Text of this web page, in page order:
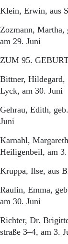
Klein, Erwin, aus
Zozmann, Martha,
am 29. Juni
ZUM 95.
Bittner, Hildegard,
Lyck, am 30. Juni
Gehrau, Edith,
Juni
Karnahl,
Heiligenbeil, am
Kruppa, Ilse, aus
Raulin, Emma,
am 30. Juni
Richter, Dr.
straße 3–4, am 3.